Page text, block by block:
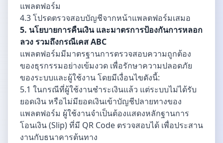
แพลตฟอร์ม
4.3 โปรดตรวจสอบบัญชีจากหน้าแพลตฟอร์มเสมอ
5. นโยบายการคืนเงิน และมาตรการป้องกันการหลอก
ลวง รวมถึงกรณีเคส ABC
แพลตฟอร์มมีมาตรฐานการตรวจสอบความถูกต้อง
ของธุรกรรมอย่างเข้มงวด เพื่อรักษาความปลอดภัย
ของระบบและผู้ใช้งาน โดยมีเงื่อนไขดังนี้:
5.1 ในกรณีที่ผู้ใช้งานชำระเงินแล้ว แต่ระบบไม่ได้รับ
ยอดเงิน หรือไม่มียอดเงินเข้าบัญชีปลายทางของ
แพลตฟอร์ม ผู้ใช้งานจำเป็นต้องแสดงหลักฐานการ
โอนเงิน (Slip) ที่มี QR Code ตรวจสอบได้ เพื่อประสาน
งานกับธนาคารต้นทาง